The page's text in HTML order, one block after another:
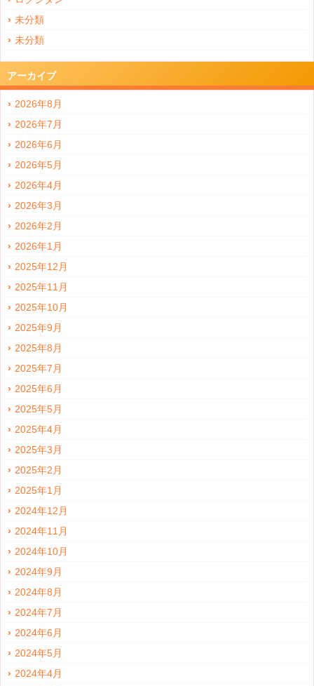
未分類
未分類
アーカイブ
2026年8月
2026年7月
2026年6月
2026年5月
2026年4月
2026年3月
2026年2月
2026年1月
2025年12月
2025年11月
2025年10月
2025年9月
2025年8月
2025年7月
2025年6月
2025年5月
2025年4月
2025年3月
2025年2月
2025年1月
2024年12月
2024年11月
2024年10月
2024年9月
2024年8月
2024年7月
2024年6月
2024年5月
2024年4月